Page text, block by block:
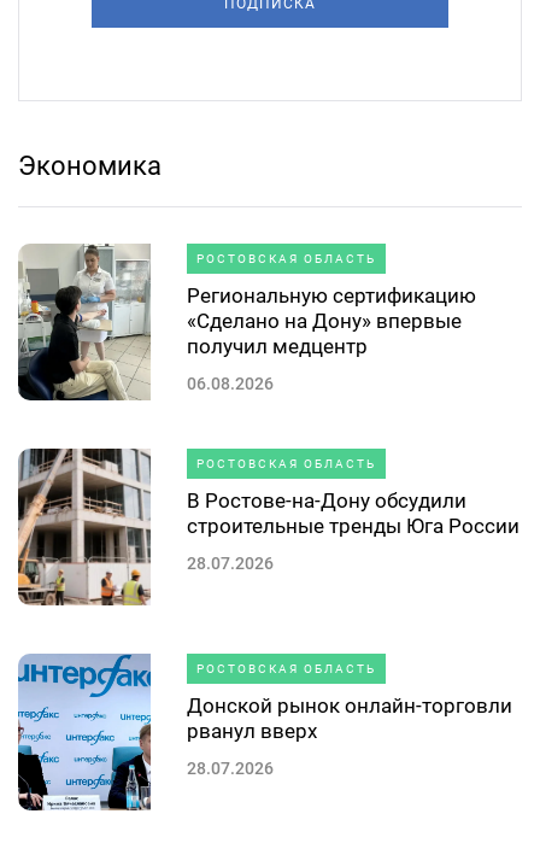
Экономика
РОСТОВСКАЯ ОБЛАСТЬ
Региональную сертификацию
«Сделано на Дону» впервые
получил медцентр
06.08.2026
РОСТОВСКАЯ ОБЛАСТЬ
В Ростове-на-Дону обсудили
строительные тренды Юга России
28.07.2026
РОСТОВСКАЯ ОБЛАСТЬ
Донской рынок онлайн-торговли
рванул вверх
28.07.2026